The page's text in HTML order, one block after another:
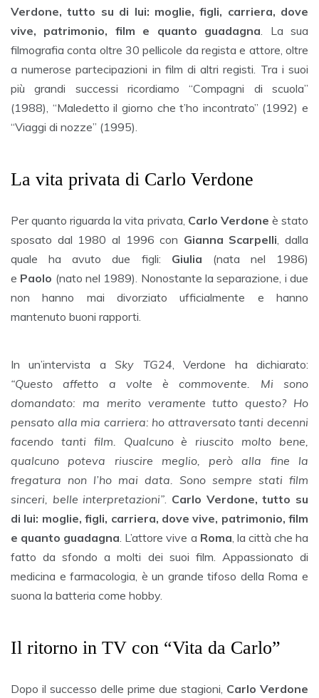
Verdone, tutto su di lui: moglie, figli, carriera, dove
vive, patrimonio, film e quanto guadagna . La sua
filmografia conta oltre 30 pellicole da regista e attore, oltre
a numerose partecipazioni in film di altri registi. Tra i suoi
più grandi successi ricordiamo “Compagni di scuola”
(1988), “Maledetto il giorno che t’ho incontrato” (1992) e
“Viaggi di nozze” (1995).
La vita privata di Carlo Verdone
Per quanto riguarda la vita privata, Carlo Verdone è stato
sposato dal 1980 al 1996 con Gianna Scarpelli , dalla
quale ha avuto due figli: Giulia (nata nel 1986)
e Paolo (nato nel 1989). Nonostante la separazione, i due
non hanno mai divorziato ufficialmente e hanno
mantenuto buoni rapporti.
In un’intervista aSky TG24 , Verdone ha dichiarato:
“Questo affetto a volte è commovente. Mi sono
domandato: ma merito veramente tutto questo? Ho
pensato alla mia carriera: ho attraversato tanti decenni
facendo tanti film. Qualcuno è riuscito molto bene,
qualcuno poteva riuscire meglio, però alla fine la
fregatura non l’ho mai data. Sono sempre stati film
sinceri, belle interpretazioni” Carlo Verdone, tutto su
di lui: moglie, figli, carriera, dove vive, patrimonio, film
e quanto guadagna . L’attore vive a Roma , la città che ha
fatto da sfondo a molti dei suoi film. Appassionato di
medicina e farmacologia, è un grande tifoso della Roma e
suona la batteria come hobby.
Il ritorno in TV con “Vita da Carlo”
Dopo il successo delle prime due stagioni, Carlo Verdone